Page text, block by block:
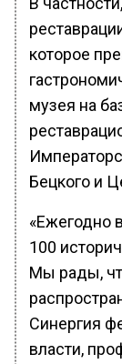
которое
музея на
Бецкого и
«Ежегодно
100
Мы рады,
Синергия
власти,